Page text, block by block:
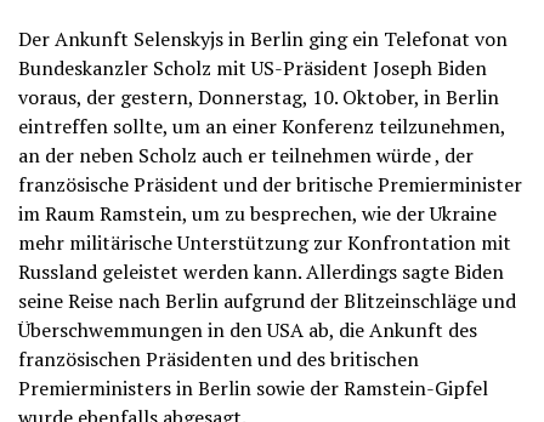
Der Ankunft Selenskyjs in Berlin ging ein Telefonat von
Bundeskanzler Scholz mit US-Präsident Joseph Biden
voraus, der gestern, Donnerstag, 10. Oktober, in Berlin
eintreffen sollte, um an einer Konferenz teilzunehmen,
an der neben Scholz auch er teilnehmen würde , der
französische Präsident und der britische Premierminister
im Raum Ramstein, um zu besprechen, wie der Ukraine
mehr militärische Unterstützung zur Konfrontation mit
Russland geleistet werden kann. Allerdings sagte Biden
seine Reise nach Berlin aufgrund der Blitzeinschläge und
Überschwemmungen in den USA ab, die Ankunft des
französischen Präsidenten und des britischen
Premierministers in Berlin sowie der Ramstein-Gipfel